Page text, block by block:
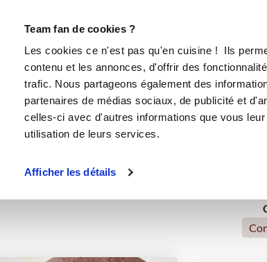
Team fan de cookies ?
Les cookies ce n'est pas qu'en cuisine ! Ils
contenu et les annonces, d'offrir des
trafic. Nous partageons également des
partenaires de médias sociaux, de publicité et
celles-ci avec d'autres informations que vous
utilisation de leurs services.
Afficher les détails
COULANT AU
desserts Saint-Valentin